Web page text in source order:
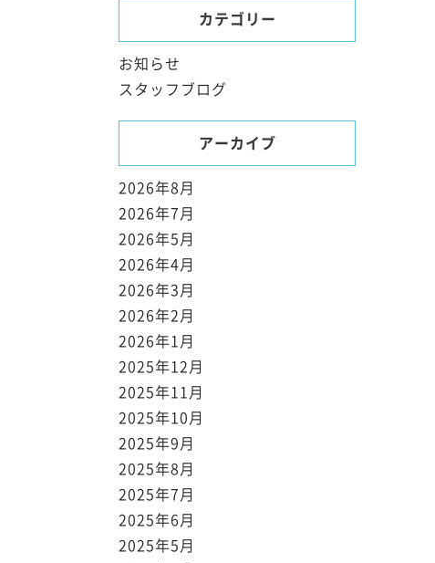
カテゴリー
お知らせ
スタッフブログ
アーカイブ
2026年8月
2026年7月
2026年5月
2026年4月
2026年3月
2026年2月
2026年1月
2025年12月
2025年11月
2025年10月
2025年9月
2025年8月
2025年7月
2025年6月
2025年5月